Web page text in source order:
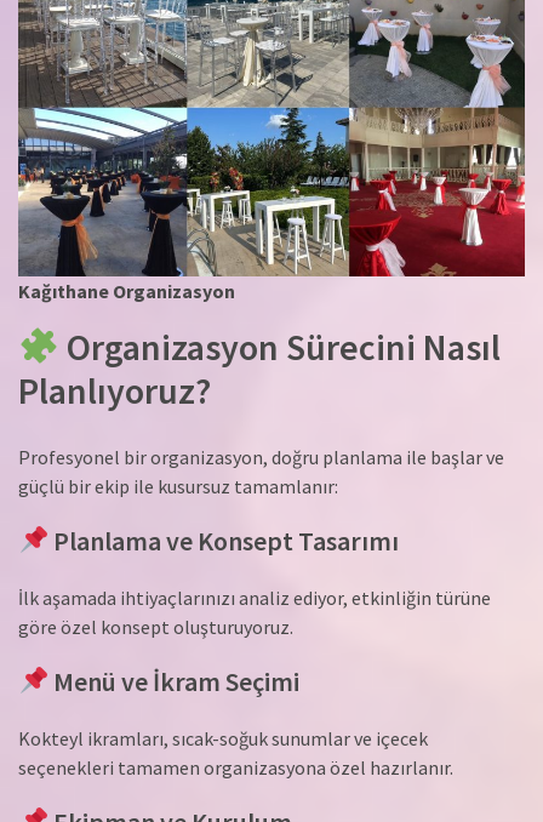
Kağıthane Organizasyon
Organizasyon Sürecini Nasıl
Planlıyoruz?
Profesyonel bir organizasyon, doğru planlama ile başlar ve
güçlü bir ekip ile kusursuz tamamlanır:
Planlama ve Konsept Tasarımı
İlk aşamada ihtiyaçlarınızı analiz ediyor, etkinliğin türüne
göre özel konsept oluşturuyoruz.
Menü ve İkram Seçimi
Kokteyl ikramları, sıcak-soğuk sunumlar ve içecek
seçenekleri tamamen organizasyona özel hazırlanır.